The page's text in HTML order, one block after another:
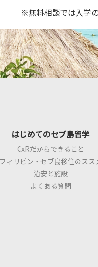
無料相談では入学
はじめてのセブ島留学
CxRだからできること
フィリピン・セブ島移住のスス
治安と施設
よくある質問